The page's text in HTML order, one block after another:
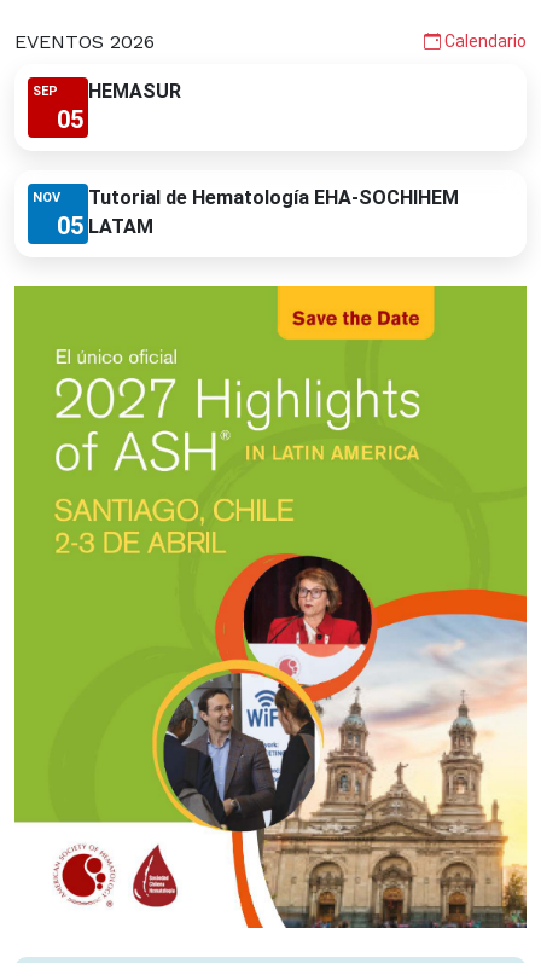
EVENTOS 2026 Calendario
SEP
05
HEMASUR
NOV
05
Tutorial de Hematología EHA-SOCHIHEM
LATAM